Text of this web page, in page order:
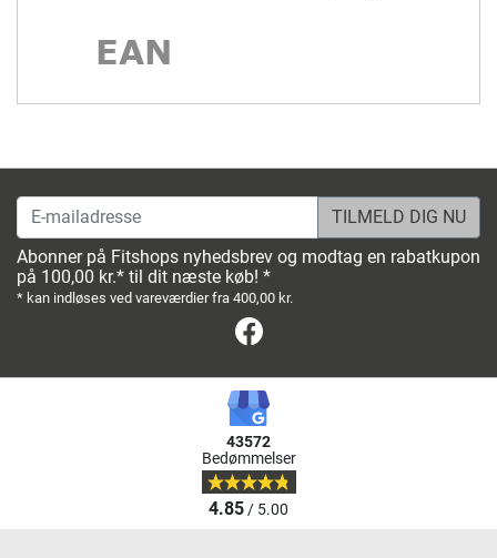
E-mailadresse
Abonner på Fitshops nyhedsbrev og modtag en rabatkupon
på 100,00 kr.* til dit næste køb! *
* kan indløses ved vareværdier fra 400,00 kr.
43572
Bedømmelser
4.85/ 5.00